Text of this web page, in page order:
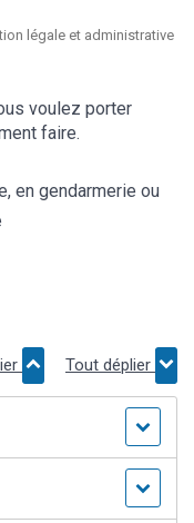
légale et administrative
voulez porter
faire.
Tout déplier